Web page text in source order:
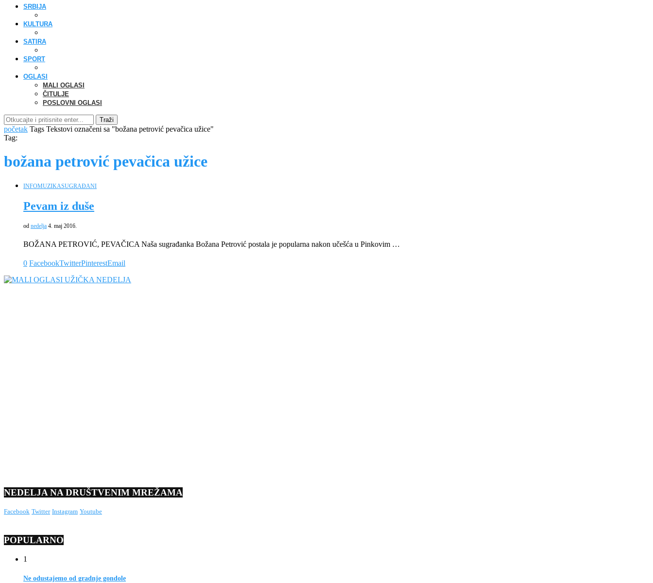
SRBIJA
KULTURA
SATIRA
SPORT
OGLASI
MALI OGLASI
ČITULJE
POSLOVNI OGLASI
Traži
početak Tags Tekstovi označeni sa "božana petrović pevačica užice"
Tag:
božana petrović pevačica užice
INFOMUZIKASUGRAĐANI
Pevam iz duše
od nedelja 4. maj 2016.
BOŽANA PETROVIĆ, PEVAČICA Naša sugrađanka Božana Petrović postala je popularna nakon učešća u Pinkovim …
0 FacebookTwitterPinterestEmail
NEDELJA NA DRUŠTVENIM MREŽAMA
Facebook Twitter Instagram Youtube
POPULARNO
1
Ne odustajemo od gradnje gondole